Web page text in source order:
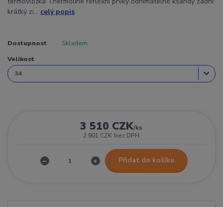
krátký zi... celý popis
Dostupnost Skladem
Velikost
3 510 CZK/ks
2 901 CZK bez DPH
Přidat do košíku